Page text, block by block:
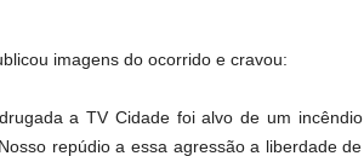
imagens do ocorrido e cravou:
a TV Cidade foi alvo de um incêndio
repúdio a essa agressão a liberdade de